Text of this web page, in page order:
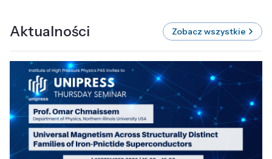
Aktualności Zobacz wszystkie